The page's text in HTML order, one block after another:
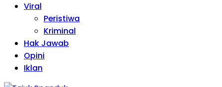
Viral
Peristiwa
Kriminal
Hak Jawab
Opini
Iklan